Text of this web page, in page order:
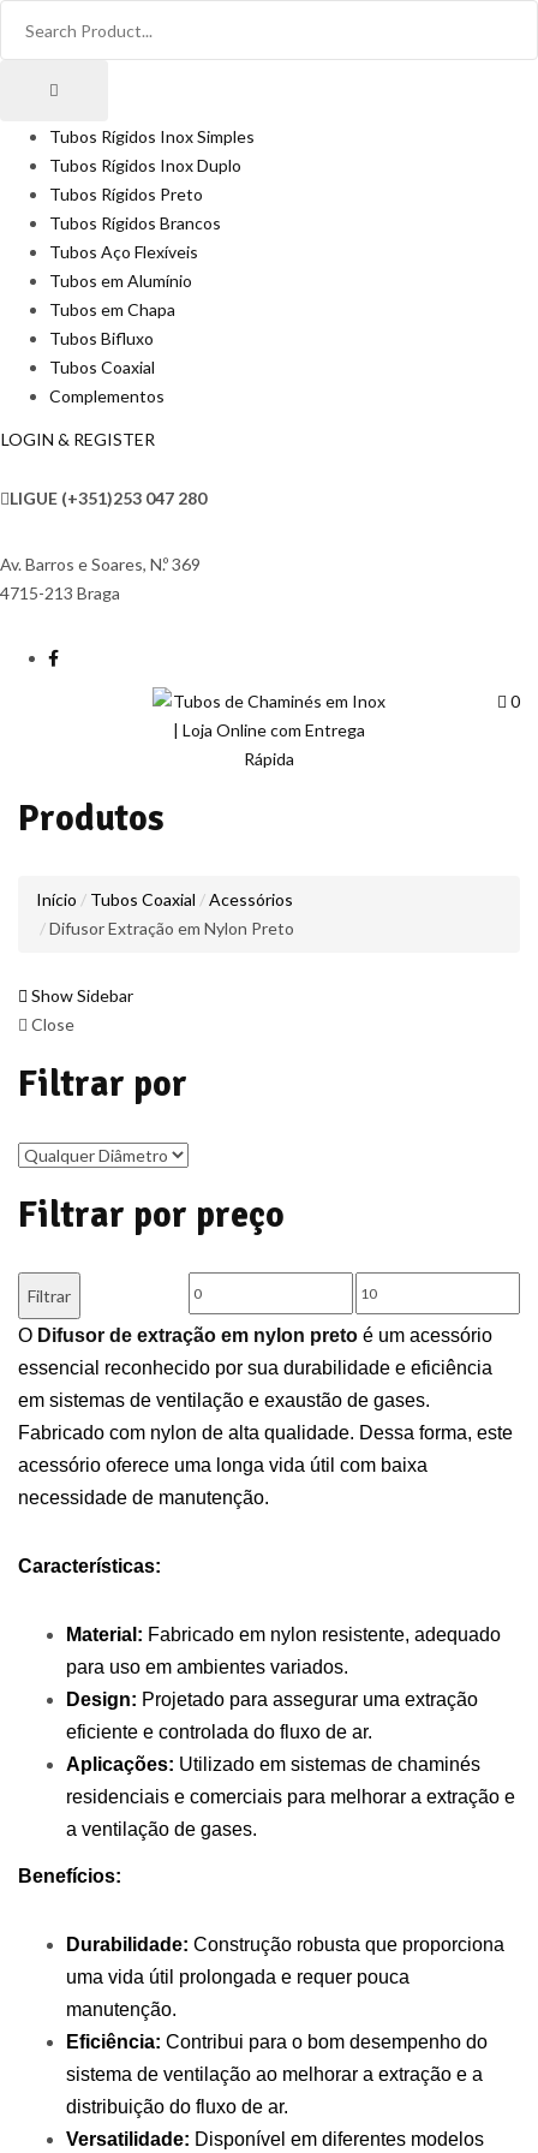
Tubos Rígidos Inox Simples
Tubos Rígidos Inox Duplo
Tubos Rígidos Preto
Tubos Rígidos Brancos
Tubos Aço Flexíveis
Tubos em Alumínio
Tubos em Chapa
Tubos Bifluxo
Tubos Coaxial
Complementos
LOGIN & REGISTER
LIGUE (+351)253 047 280
Av. Barros e Soares, N.º 369
4715-213 Braga
0
Produtos
Início Tubos Coaxial
Acessórios
Difusor Extração em Nylon Preto
Show Sidebar
Close
Filtrar por
Filtrar por preço
Preço
mínimo
Preço
máximo
Filtrar
O Difusor de extração em nylon preto é um acessório
essencial reconhecido por sua durabilidade e eficiência
em sistemas de ventilação e exaustão de gases.
Fabricado com nylon de alta qualidade. Dessa forma, este
acessório oferece uma longa vida útil com baixa
necessidade de manutenção.
Características:
Material: Fabricado em nylon resistente, adequado
para uso em ambientes variados.
Design: Projetado para assegurar uma extração
eficiente e controlada do fluxo de ar.
Aplicações: Utilizado em sistemas de chaminés
residenciais e comerciais para melhorar a extração e
a ventilação de gases.
Benefícios:
Durabilidade: Construção robusta que proporciona
uma vida útil prolongada e requer pouca
manutenção.
Eficiência: Contribui para o bom desempenho do
sistema de ventilação ao melhorar a extração e a
distribuição do fluxo de ar.
Versatilidade: Disponível em diferentes modelos